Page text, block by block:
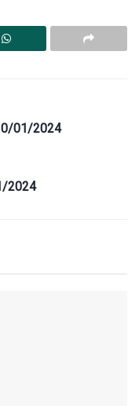
01/2024
2024